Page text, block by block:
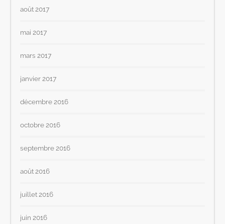
août 2017
mai 2017
mars 2017
janvier 2017
décembre 2016
octobre 2016
septembre 2016
août 2016
juillet 2016
juin 2016